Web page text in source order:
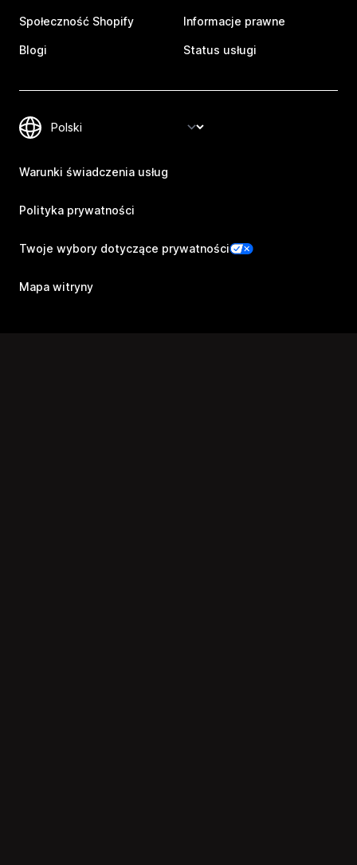
Społeczność Shopify
Blogi
Informacje prawne
Status usługi
Warunki świadczenia usług
Polityka prywatności
Twoje wybory dotyczące prywatności
Mapa witryny